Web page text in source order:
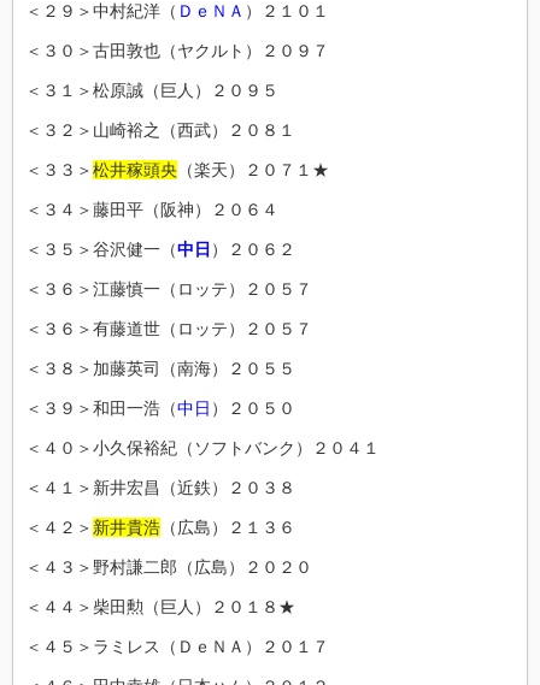
＜２９＞中村紀洋（ ＤｅＮＡ ）２１０１
＜３０＞古田敦也（ヤクルト）２０９７
＜３１＞松原誠（巨人）２０９５
＜３２＞山崎裕之（西武）２０８１
＜３３＞松井稼頭央 （楽天）２０７１★
＜３４＞藤田平（阪神）２０６４
＜３５＞谷沢健一（中日 ）２０６２
＜３６＞江藤慎一（ロッテ）２０５７
＜３６＞有藤道世（ロッテ）２０５７
＜３８＞加藤英司（南海）２０５５
＜３９＞和田一浩（中日 ）２０５０
＜４０＞小久保裕紀（ソフトバンク）２０４１
＜４１＞新井宏昌（近鉄）２０３８
＜４２＞ 新井貴浩 （広島）２１３６
＜４３＞野村謙二郎（広島）２０２０
＜４４＞柴田勲（巨人）２０１８★
＜４５＞ラミレス（ＤｅＮＡ）２０１７